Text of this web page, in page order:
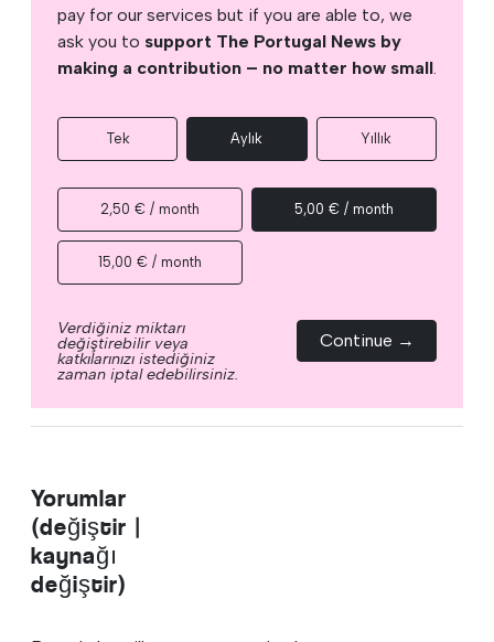
pay for our services but if you are able to, we
ask you to support The Portugal News by
making a contribution – no matter how small.
Tek Aylık Yıllık
2,50 € / month 5,00 € / month
15,00 € / month
Verdiğiniz miktarı
değiştirebilir veya
katkılarınızı istediğiniz
zaman iptal edebilirsiniz.
Continue →
Yorumlar
(değiştir |
kaynağı
değiştir)